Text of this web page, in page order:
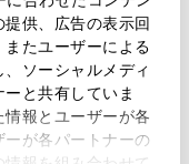
供、広告の表示回
たユーザーによる
ソーシャルメディ
と共有していま
報とユーザーが各
が各パートナーの